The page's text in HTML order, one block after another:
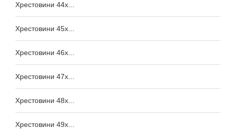
Хрестовини 44x...
Хрестовини 45x...
Хрестовини 46x...
Хрестовини 47x...
Хрестовини 48x...
Хрестовини 49x...